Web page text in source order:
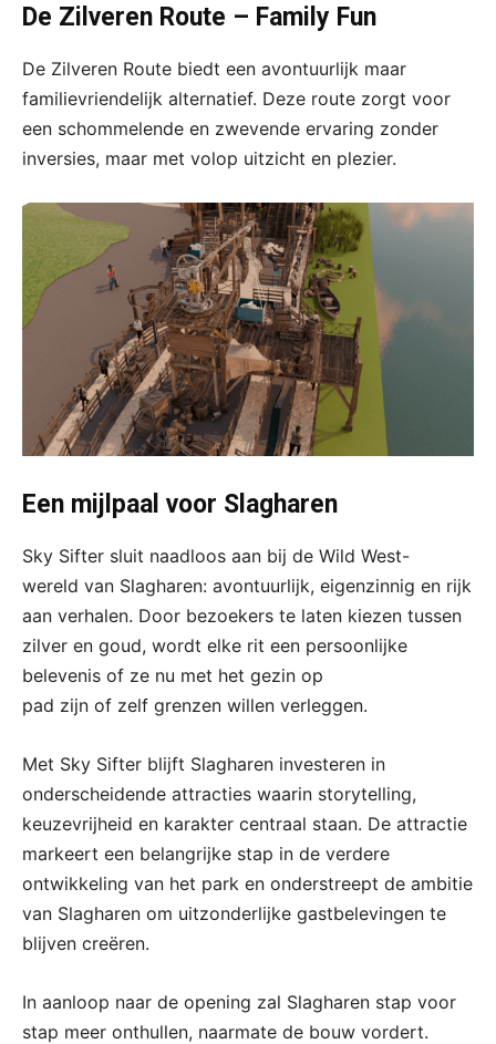
De Zilveren Route – Family Fun
De Zilveren Route biedt een avontuurlijk maar
familievriendelijk alternatief. Deze route zorgt voor
een schommelende en zwevende ervaring zonder
inversies, maar met volop uitzicht en plezier.
Een mijlpaal voor Slagharen
Sky Sifter sluit naadloos aan bij de Wild West-
wereld van Slagharen: avontuurlijk, eigenzinnig en rijk
aan verhalen. Door bezoekers te laten kiezen tussen
zilver en goud, wordt elke rit een persoonlijke
belevenis of ze nu met het gezin op
pad zijn of zelf grenzen willen verleggen.
Met Sky Sifter blijft Slagharen investeren in
onderscheidende attracties waarin storytelling,
keuzevrijheid en karakter centraal staan. De attractie
markeert een belangrijke stap in de verdere
ontwikkeling van het park en onderstreept de ambitie
van Slagharen om uitzonderlijke gastbelevingen te
blijven creëren.
In aanloop naar de opening zal Slagharen stap voor
stap meer onthullen, naarmate de bouw vordert.